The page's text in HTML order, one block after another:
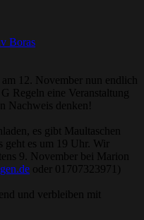
Boras
12. November nun endlich
Regeln eine Veranstaltung
Nachweis denken!
es gibt Maultaschen
es um 19 Uhr. Wir
9. November bei Marion
oder 01707323971)
und verbleiben mit